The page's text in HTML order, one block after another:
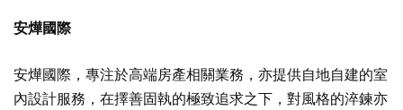
安燁國際
安燁國際，專注於高端房產相關業務，亦提供自地自建的室
內設計服務，在擇善固執的極致追求之下，對風格的淬鍊亦